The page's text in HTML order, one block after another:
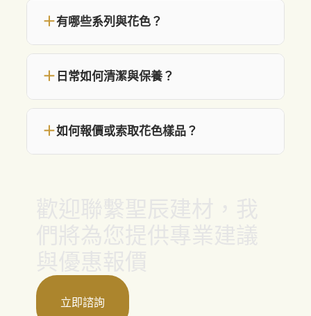
＋有哪些系列與花色？
＋ 日常如何清潔與保養？
＋如何報價或索取花色樣品？
立即諮詢